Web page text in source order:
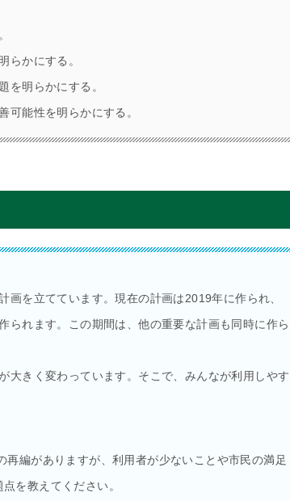
らかにする。
を明らかにする。
能性を明らかにする。
を立てています。現在の計画は2019年に作られ、
れます。この期間は、他の重要な計画も同時に作ら
大きく変わっています。そこで、みんなが利用しやす
再編がありますが、利用者が少ないことや市民の満足
を教えてください。